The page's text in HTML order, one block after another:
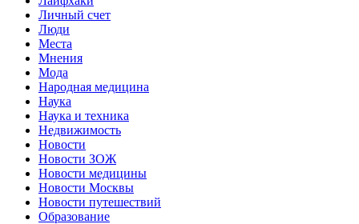
Личный счет
Люди
Места
Мнения
Мода
Народная медицина
Наука
Наука и техника
Недвижимость
Новости
Новости ЗОЖ
Новости медицины
Новости Москвы
Новости путешествий
Образование